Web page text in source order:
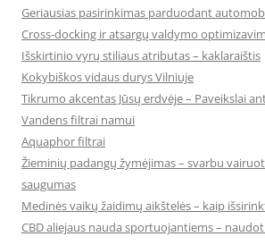
Geriausias pasirinkimas parduodant
Cross-docking ir atsargų valdymo
Išskirtinio vyrų stiliaus atributas – kaklaraištis
Kokybiškos vidaus durys Vilniuje
Tikrumo akcentas Jūsų erdvėje – Paveikslai
Vandens filtrai namui
Aquaphor filtrai
Žieminių padangų žymėjimas – svarbu
saugumas
Medinės vaikų žaidimų aikštelės – kaip
CBD aliejaus nauda sportuojantiems –